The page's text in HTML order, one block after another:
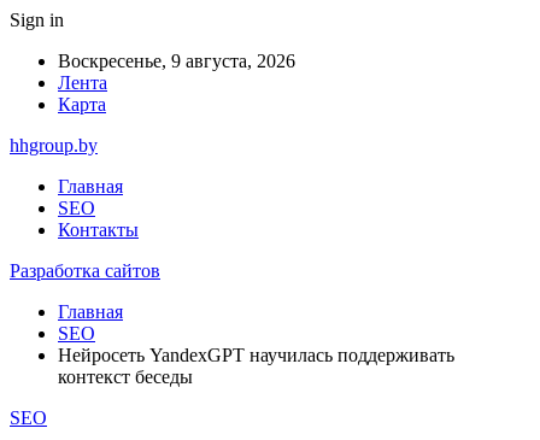
Sign in
Воскресенье, 9 августа, 2026
Лента
Карта
hhgroup.by
Главная
SEO
Контакты
Разработка сайтов
Главная
SEO
Нейросеть YandexGPT научилась поддерживать
контекст беседы
SEO